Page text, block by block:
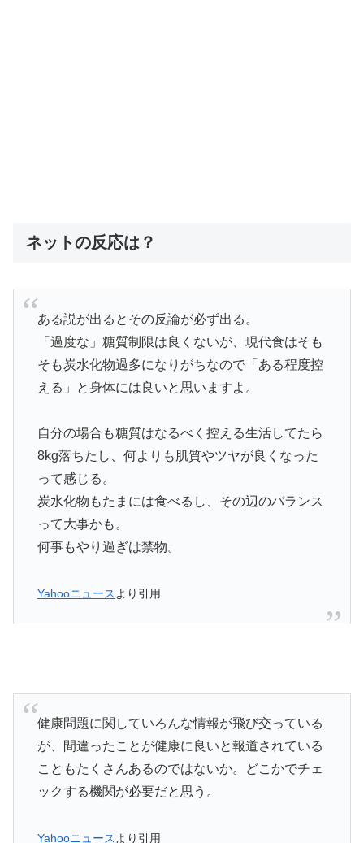
ネットの反応は？
ある説が出るとその反論が必ず出る。
「過度な」糖質制限は良くないが、現代食はそも
そも炭水化物過多になりがちなので「ある程度控
える」と身体には良いと思いますよ。
自分の場合も糖質はなるべく控える生活してたら
8kg落ちたし、何よりも肌質やツヤが良くなった
って感じる。
炭水化物もたまには食べるし、その辺のバランス
って大事かも。
何事もやり過ぎは禁物。
Yahooニュース より引用
健康問題に関していろんな情報が飛び交っている
が、間違ったことが健康に良いと報道されている
こともたくさんあるのではないか。どこかでチェ
ックする機関が必要だと思う。
Yahooニュースより引用